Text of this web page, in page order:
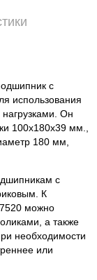
с
использования
Он
100x180x39 мм.,
180 мм,
с
К
можно
а также
необходимости
или